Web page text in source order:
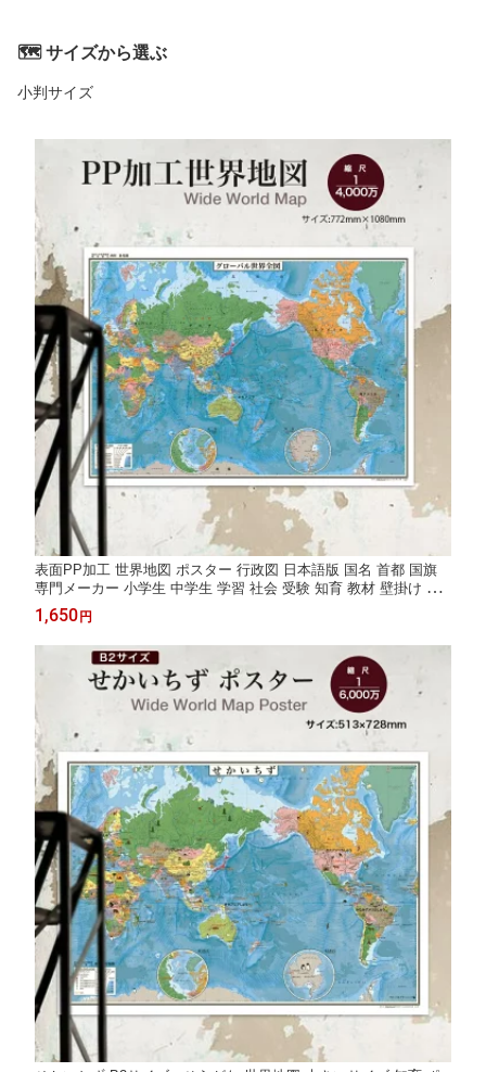
🗺️ サイズから選ぶ
小判サイズ
表面PP加工 世界地図 ポスター 行政図 日本語版 国名 首都 国旗
専門メーカー 小学生 中学生 学習 社会 受験 知育 教材 壁掛け 子
供部屋 塾 入学祝い 進学祝い 新学期 自由研究 日本製
1,650 円